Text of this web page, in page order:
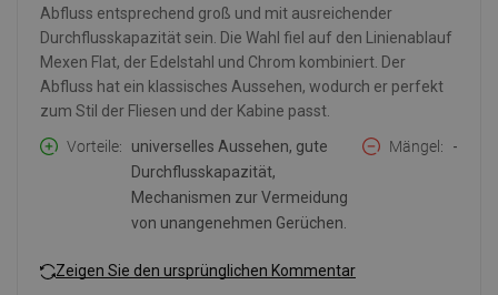
Abfluss entsprechend groß und mit ausreichender
Durchflusskapazität sein. Die Wahl fiel auf den Linienablauf
Mexen Flat, der Edelstahl und Chrom kombiniert. Der
Abfluss hat ein klassisches Aussehen, wodurch er perfekt
zum Stil der Fliesen und der Kabine passt.
Vorteile
universelles Aussehen, gute
Durchflusskapazität,
Mechanismen zur Vermeidung
von unangenehmen Gerüchen.
Mängel -
Zeigen Sie den ursprünglichen Kommentar